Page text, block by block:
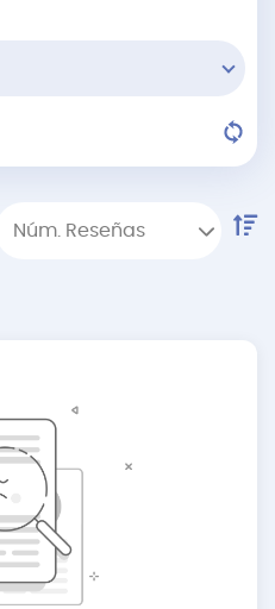
Núm. Reseñas